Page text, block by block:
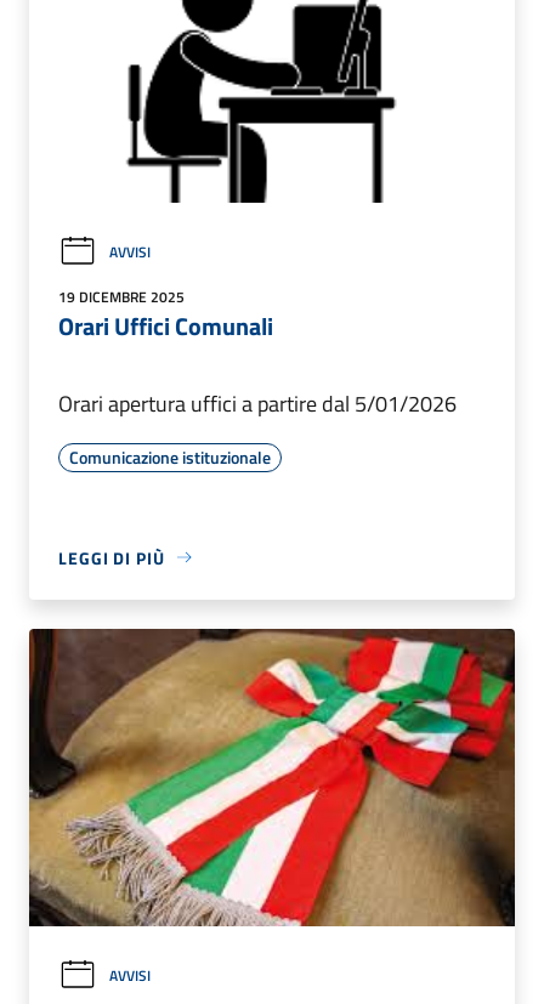
AVVISI
19 DICEMBRE 2025
Orari Uffici Comunali
Orari apertura uffici a partire dal 5/01/2026
Comunicazione istituzionale
LEGGI DI PIÙ
AVVISI